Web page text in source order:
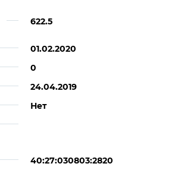
622.5
01.02.2020
0
24.04.2019
Нет
40:27:030803:2820